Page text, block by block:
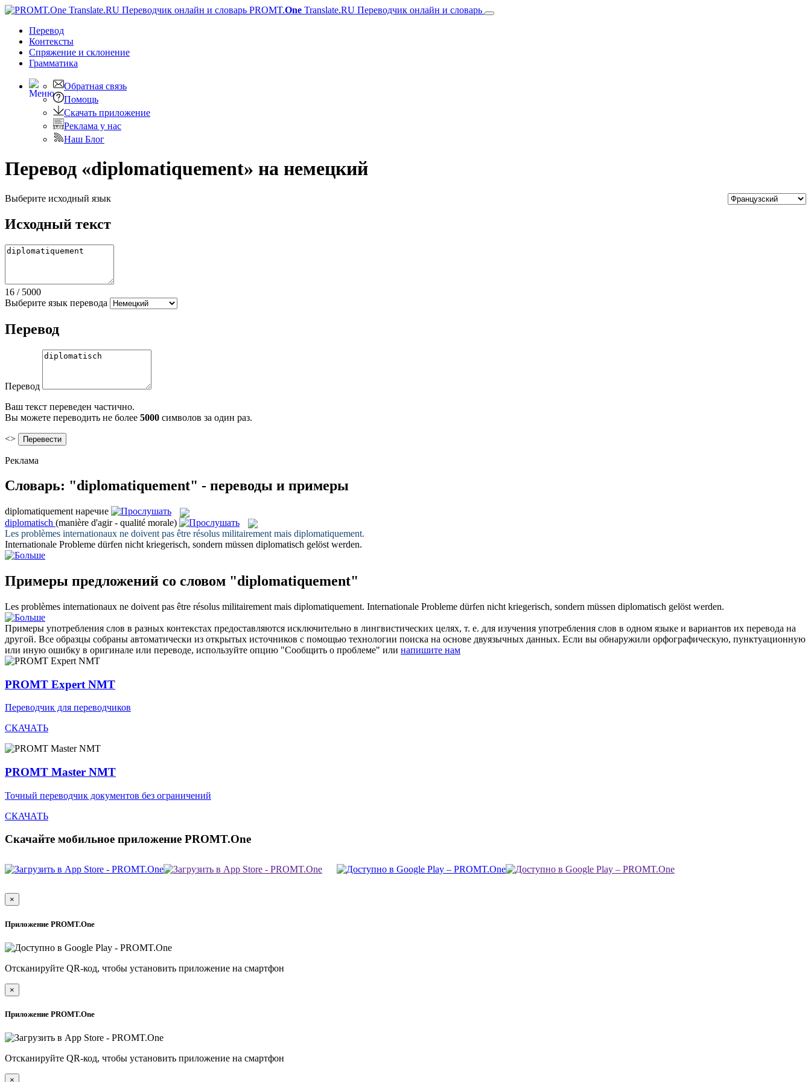
PROMT.One Translate.RU Переводчик онлайн и словарь
Перевод
Контексты
Спряжение и склонение
Грамматика
Обратная связь
Помощь
Скачать приложение
Реклама у нас
Наш Блог
Перевод «diplomatiquement» на немецкий
Выберите исходный язык
Исходный текст
16 / 5000
Выберите язык перевода
Перевод
Перевод
Ваш текст переведен частично.
Вы можете переводить не более 5000 символов за один раз.
<>
Реклама
Словарь: "diplomatiquement" - переводы и примеры
diplomatiquement наречие
diplomatisch (manière d'agir - qualité morale)
Les problèmes internationaux ne doivent pas être résolus militairement mais diplomatiquement.
Internationale Probleme dürfen nicht kriegerisch, sondern müssen diplomatisch gelöst werden.
Примеры предложений со словом "diplomatiquement"
Les problèmes internationaux ne doivent pas être résolus militairement mais diplomatiquement. Internationale Probleme dürfen nicht kriegerisch, sondern müssen diplomatisch gelöst werden.
Примеры употребления слов в разных контекстах предоставляются исключительно в лингвистических целях, т. е. для изучения употребления слов в одном языке и вариантов их перевода на
другой. Все образцы собраны автоматически из открытых источников с помощью технологии поиска на основе двуязычных данных. Если вы обнаружили орфографическую, пунктуационную
или иную ошибку в оригинале или переводе, используйте опцию "Сообщить о проблеме" или напишите нам
PROMT Expert NMT
Переводчик для переводчиков
СКАЧАТЬ
PROMT Master NMT
Точный переводчик документов без ограничений
СКАЧАТЬ
Скачайте мобильное приложение PROMT.One
×
Приложение PROMT.One
Отсканируйте QR-код, чтобы установить приложение на смартфон
×
Приложение PROMT.One
Отсканируйте QR-код, чтобы установить приложение на смартфон
×